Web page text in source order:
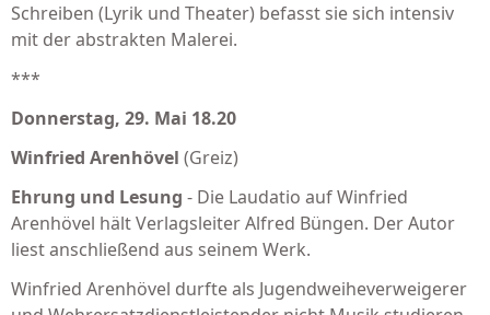
Schreiben (Lyrik und Theater) befasst sie sich intensiv
mit der abstrakten Malerei.
***
Donnerstag, 29. Mai 18.20
Winfried Arenhövel (Greiz)
Ehrung und Lesung - Die Laudatio auf Winfried
Arenhövel hält Verlagsleiter Alfred Büngen. Der Autor
liest anschließend aus seinem Werk.
Winfried Arenhövel durfte als Jugendweiheverweigerer